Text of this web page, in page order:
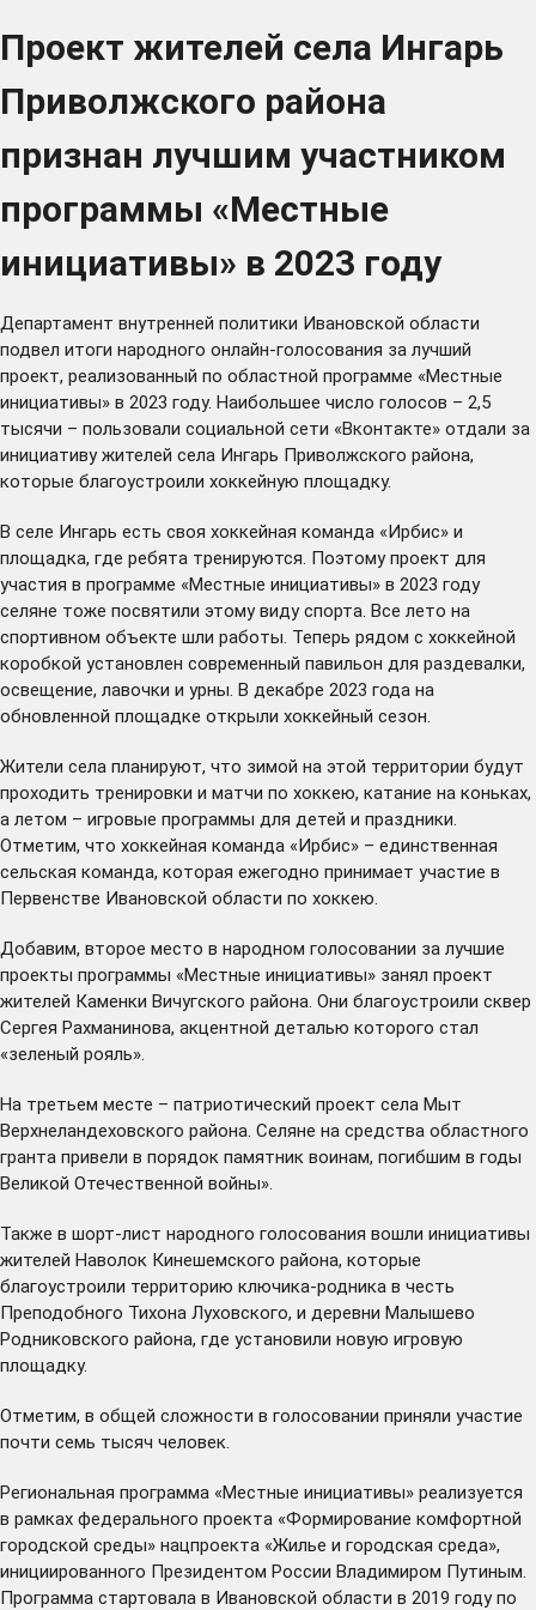
Проект жителей села Ингарь
Приволжского района
признан лучшим участником
программы «Местные
инициативы» в 2023 году
Департамент внутренней политики Ивановской области
подвел итоги народного онлайн-голосования за лучший
проект, реализованный по областной программе «Местные
инициативы» в 2023 году. Наибольшее число голосов – 2,5
тысячи – пользовали социальной сети «Вконтакте» отдали за
инициативу жителей села Ингарь Приволжского района,
которые благоустроили хоккейную площадку.
В селе Ингарь есть своя хоккейная команда «Ирбис» и
площадка, где ребята тренируются. Поэтому проект для
участия в программе «Местные инициативы» в 2023 году
селяне тоже посвятили этому виду спорта. Все лето на
спортивном объекте шли работы. Теперь рядом с хоккейной
коробкой установлен современный павильон для раздевалки,
освещение, лавочки и урны. В декабре 2023 года на
обновленной площадке открыли хоккейный сезон.
Жители села планируют, что зимой на этой территории будут
проходить тренировки и матчи по хоккею, катание на коньках,
а летом – игровые программы для детей и праздники.
Отметим, что хоккейная команда «Ирбис» – единственная
сельская команда, которая ежегодно принимает участие в
Первенстве Ивановской области по хоккею.
Добавим, второе место в народном голосовании за лучшие
проекты программы «Местные инициативы» занял проект
жителей Каменки Вичугского района. Они благоустроили сквер
Сергея Рахманинова, акцентной деталью которого стал
«зеленый рояль».
На третьем месте – патриотический проект села Мыт
Верхнеландеховского района. Селяне на средства областного
гранта привели в порядок памятник воинам, погибшим в годы
Великой Отечественной войны».
Также в шорт-лист народного голосования вошли инициативы
жителей Наволок Кинешемского района, которые
благоустроили территорию ключика-родника в честь
Преподобного Тихона Луховского, и деревни Малышево
Родниковского района, где установили новую игровую
площадку.
Отметим, в общей сложности в голосовании приняли участие
почти семь тысяч человек.
Региональная программа «Местные инициативы» реализуется
в рамках федерального проекта «Формирование комфортной
городской среды» нацпроекта «Жилье и городская среда»,
инициированного Президентом России Владимиром Путиным.
Программа стартовала в Ивановской области в 2019 году по